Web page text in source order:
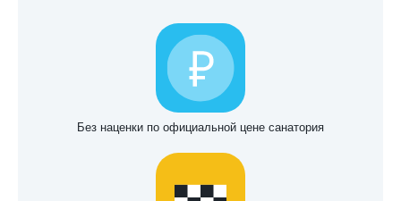
Без наценки по официальной цене санатория